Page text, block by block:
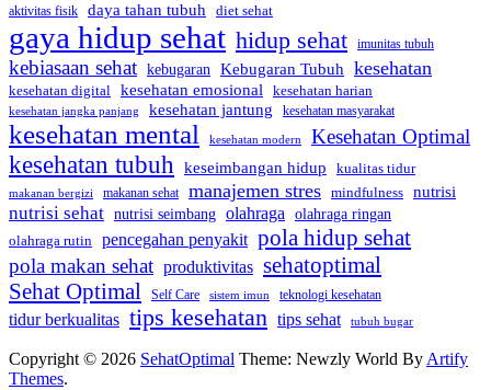
aktivitas fisik daya tahan tubuh diet sehat
gaya hidup sehat hidup sehat imunitas tubuh
kebiasaan sehat kebugaran Kebugaran Tubuh kesehatan
kesehatan digital kesehatan emosional kesehatan harian
kesehatan jangka panjang kesehatan jantung kesehatan masyarakat
kesehatan mental kesehatan modern Kesehatan Optimal
kesehatan tubuh keseimbangan hidup kualitas tidur
makanan bergizi makanan sehat manajemen stres mindfulness nutrisi
nutrisi sehat nutrisi seimbang olahraga olahraga ringan
olahraga rutin pencegahan penyakit pola hidup sehat
pola makan sehat produktivitas sehatoptimal
Sehat Optimal Self Care sistem imun teknologi kesehatan
tidur berkualitas tips kesehatan tips sehat tubuh bugar
Copyright © 2026 SehatOptimal Theme: Newzly World ByArtify
Themes.